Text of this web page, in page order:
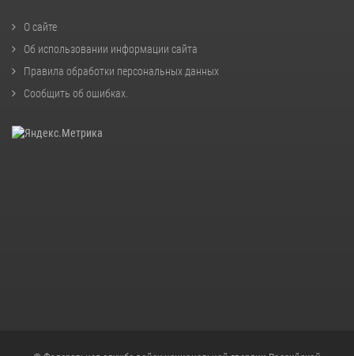
О сайте
Об использовании информации сайта
Правила обработки персональных данных
Сообщить об ошибках.